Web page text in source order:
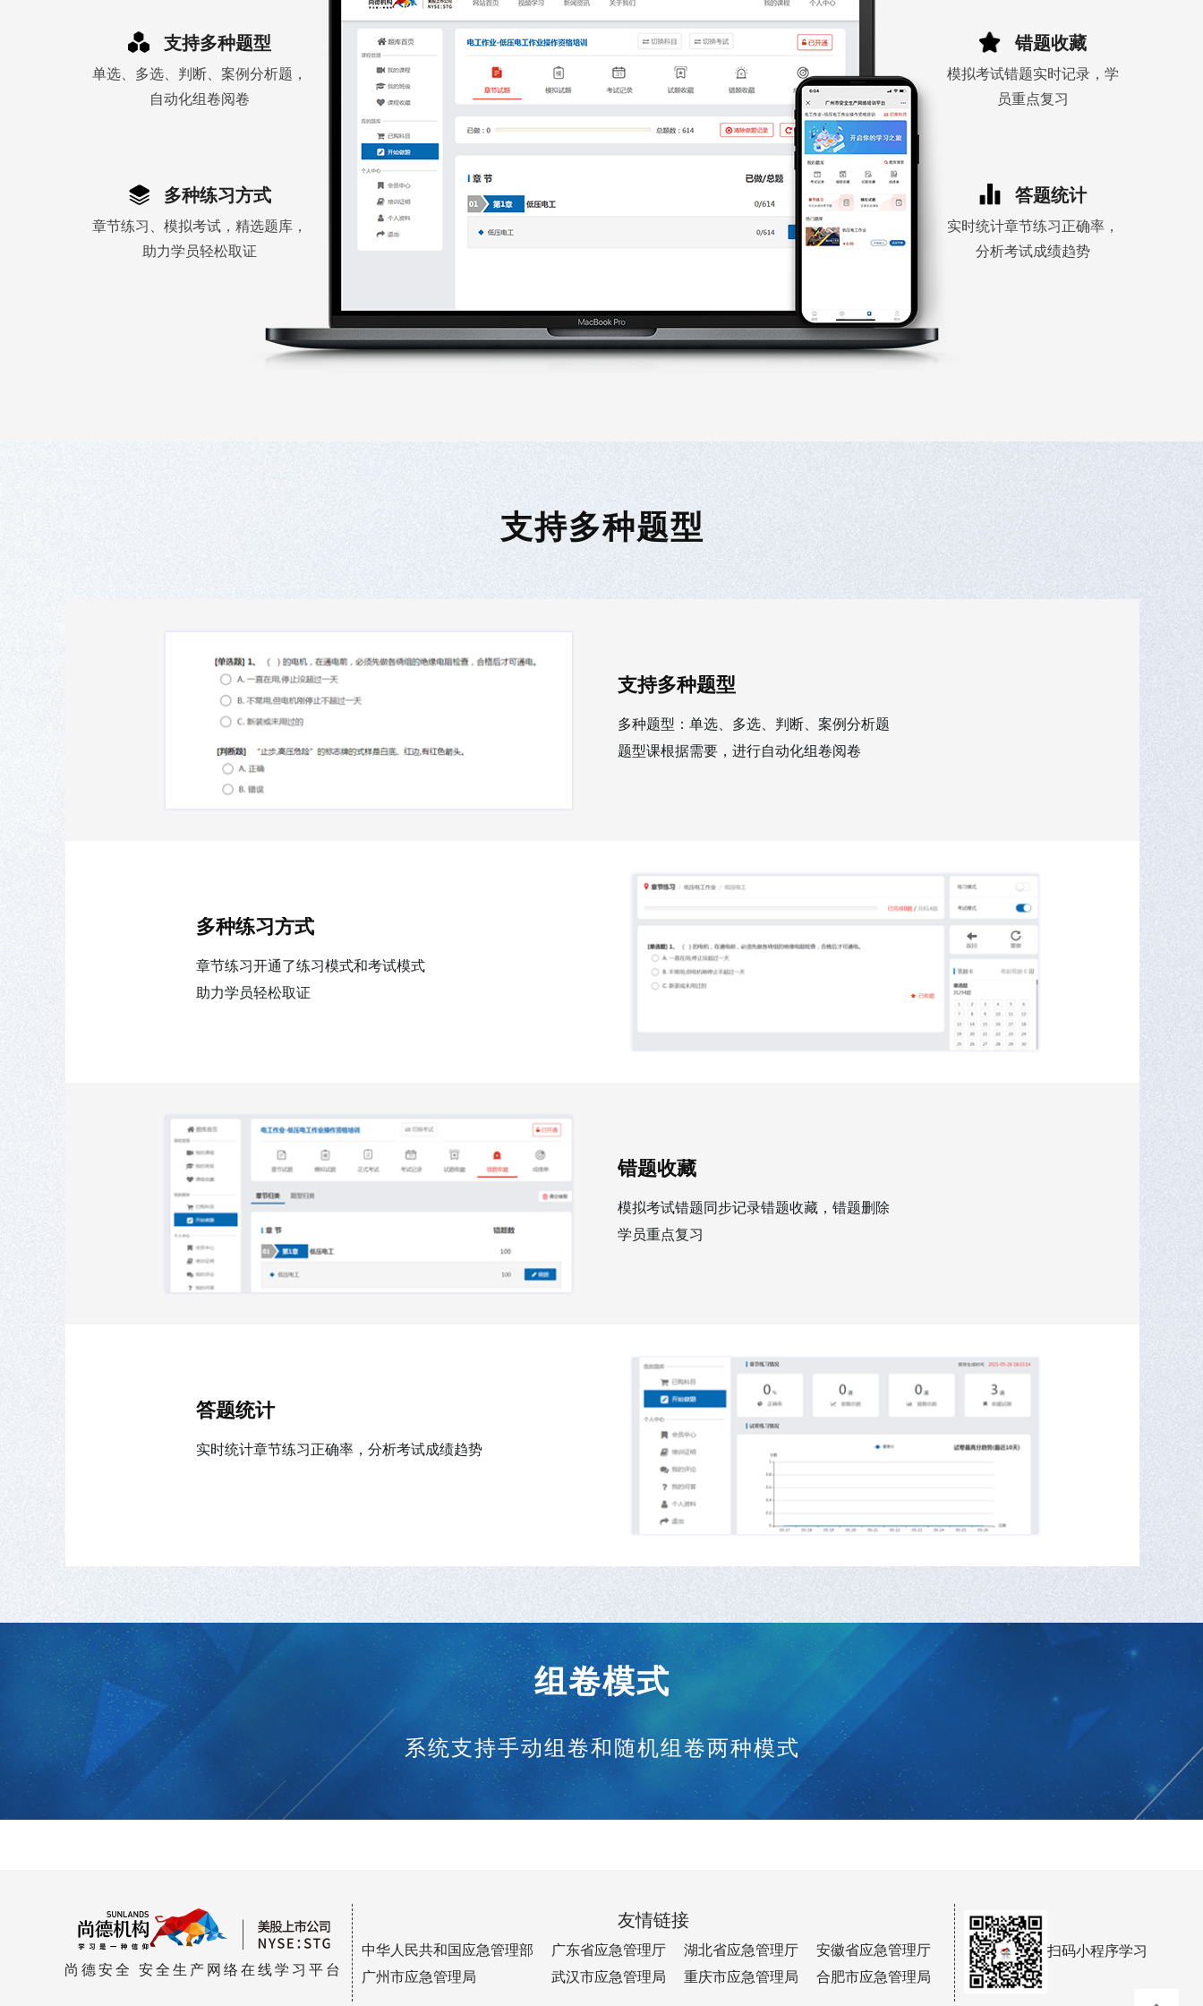
支持多种题型
单选、多选、判断、案例分析题，
自动化组卷阅卷
多种练习方式
章节练习、模拟考试，精选题库，
助力学员轻松取证
错题收藏
模拟考试错题实时记录，学
员重点复习
答题统计
实时统计章节练习正确率，
分析考试成绩趋势
支持多种题型
支持多种题型
多种题型：单选、多选、判断、案例分析题
题型课根据需要，进行自动化组卷阅卷
多种练习方式
章节练习开通了练习模式和考试模式
助力学员轻松取证
错题收藏
模拟考试错题同步记录错题收藏，错题删除
学员重点复习
答题统计
实时统计章节练习正确率，分析考试成绩趋势
组卷模式
系统支持手动组卷和随机组卷两种模式
尚德安全 安全生产网络在线学习平台
友情链接
中华人民共和国应急管理部 广东省应急管理厅 湖北省应急管理厅
安徽省应急管理厅
广州市应急管理局
武汉市应急管理局 重庆市应急管理局 合肥市应急管理局
扫码小程序学习